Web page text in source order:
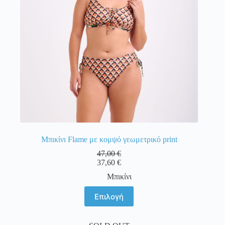
σελίδα
του
προϊόντος
Μπικίνι Flame με κομψό γεωμετρικό print
47,00€
37,60€
Μπικίνι
Επιλογή
το
προϊόν